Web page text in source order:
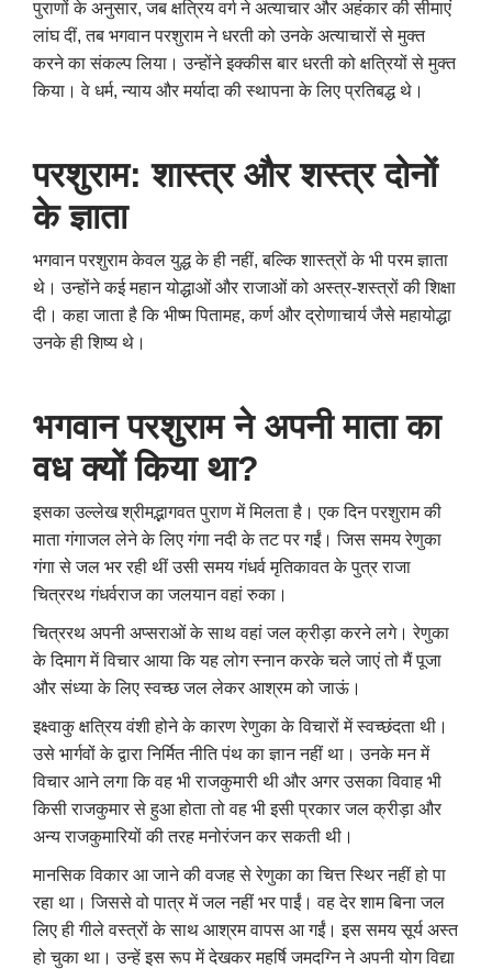
पुराणों के अनुसार,जब क्षत्रिय वर्ग ने अत्याचार और अहंकार की सीमाएं
लांघ दीं,तब भगवान परशुराम ने धरती को उनके अत्याचारों से मुक्त
करने का संकल्प लिया। उन्होंने इक्कीस बार धरती को क्षत्रियों से मुक्त
किया। वे धर्म,न्याय और मर्यादा की स्थापना के लिए प्रतिबद्ध थे।
परशुराम: शास्त्र और शस्त्र दोनों
के ज्ञाता
भगवान परशुराम केवल युद्ध के ही नहीं,बल्कि शास्त्रों के भी परम ज्ञाता
थे। उन्होंने कई महान योद्धाओं और राजाओं को अस्त्र-शस्त्रों की शिक्षा
दी। कहा जाता है कि भीष्म पितामह,कर्ण और द्रोणाचार्य जैसे महायोद्धा
उनके ही शिष्य थे।
भगवान परशुराम ने अपनी माता का
वध क्यों किया था?
इसका उल्लेख श्रीमद्भागवत पुराण में मिलता है। एक दिन परशुराम की
माता गंगाजल लेने के लिए गंगा नदी के तट पर गईं। जिस समय रेणुका
गंगा से जल भर रही थीं उसी समय गंधर्व मृतिकावत के पुत्र राजा
चित्ररथ गंधर्वराज का जलयान वहां रुका।
चित्ररथ अपनी अप्सराओं के साथ वहां जल क्रीड़ा करने लगे। रेणुका
के दिमाग में विचार आया कि यह लोग स्नान करके चले जाएं तो मैं पूजा
और संध्या के लिए स्वच्छ जल लेकर आश्रम को जाऊं।
इक्ष्वाकु क्षत्रिय वंशी होने के कारण रेणुका के विचारों में स्वच्छंदता थी।
उसे भार्गवों के द्वारा निर्मित नीति पंथ का ज्ञान नहीं था। उनके मन में
विचार आने लगा कि वह भी राजकुमारी थी और अगर उसका विवाह भी
किसी राजकुमार से हुआ होता तो वह भी इसी प्रकार जल क्रीड़ा और
अन्य राजकुमारियों की तरह मनोरंजन कर सकती थी।
मानसिक विकार आ जाने की वजह से रेणुका का चित्त स्थिर नहीं हो पा
रहा था। जिससे वो पात्र में जल नहीं भर पाईं। वह देर शाम बिना जल
लिए ही गीले वस्त्रों के साथ आश्रम वापस आ गईं। इस समय सूर्य अस्त
हो चुका था। उन्हें इस रूप में देखकर महर्षि जमदग्नि ने अपनी योग विद्या